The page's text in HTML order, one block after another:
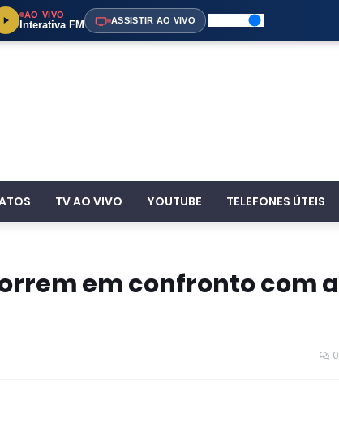
AO VIVO
Interativa FM ASSISTIR AO VIVO
TV AO VIVO YOUTUBE TELEFONES ÚTEIS
em confronto com a
0